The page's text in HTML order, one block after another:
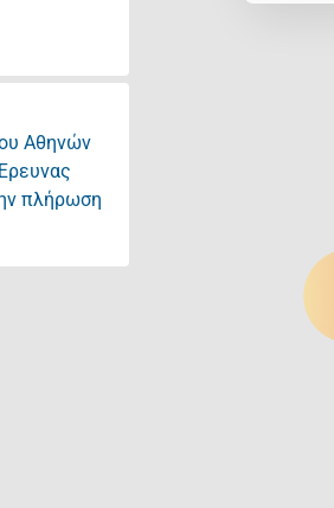
Αθηνών
πλήρωση